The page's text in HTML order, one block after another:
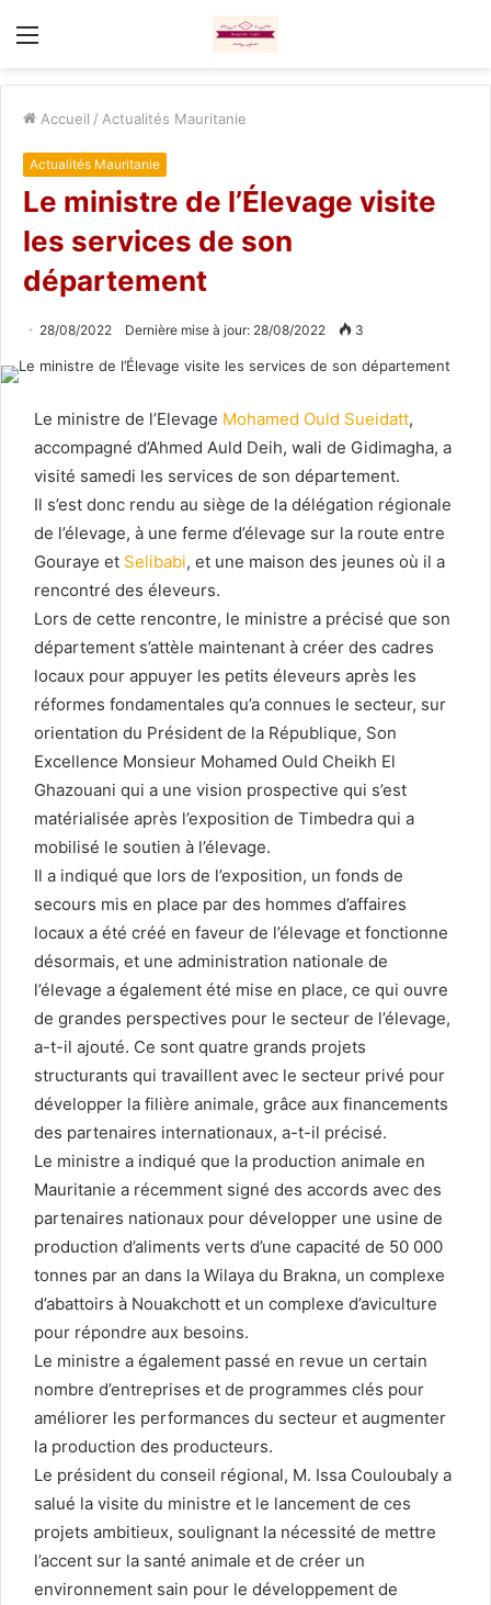
Menu
Accueil / Actualités Mauritanie
Actualités Mauritanie
Le ministre de l’Élevage visite
les services de son
département
28/08/2022 Dernière mise à jour: 28/08/2022 3
Le ministre de l’Elevage Mohamed Ould Sueidatt,
accompagné d’Ahmed Auld Deih, wali de Gidimagha, a
visité samedi les services de son département.
Il s’est donc rendu au siège de la délégation régionale
de l’élevage, à une ferme d’élevage sur la route entre
Gouraye et Selibabi, et une maison des jeunes où il a
rencontré des éleveurs.
Lors de cette rencontre, le ministre a précisé que son
département s’attèle maintenant à créer des cadres
locaux pour appuyer les petits éleveurs après les
réformes fondamentales qu’a connues le secteur, sur
orientation du Président de la République, Son
Excellence Monsieur Mohamed Ould Cheikh El
Ghazouani qui a une vision prospective qui s’est
matérialisée après l’exposition de Timbedra qui a
mobilisé le soutien à l’élevage.
Il a indiqué que lors de l’exposition, un fonds de
secours mis en place par des hommes d’affaires
locaux a été créé en faveur de l’élevage et fonctionne
désormais, et une administration nationale de
l’élevage a également été mise en place, ce qui ouvre
de grandes perspectives pour le secteur de l’élevage,
a-t-il ajouté. Ce sont quatre grands projets
structurants qui travaillent avec le secteur privé pour
développer la filière animale, grâce aux financements
des partenaires internationaux, a-t-il précisé.
Le ministre a indiqué que la production animale en
Mauritanie a récemment signé des accords avec des
partenaires nationaux pour développer une usine de
production d’aliments verts d’une capacité de 50 000
tonnes par an dans la Wilaya du Brakna, un complexe
d’abattoirs à Nouakchott et un complexe d’aviculture
pour répondre aux besoins.
Le ministre a également passé en revue un certain
nombre d’entreprises et de programmes clés pour
améliorer les performances du secteur et augmenter
la production des producteurs.
Le président du conseil régional, M. Issa Couloubaly a
salué la visite du ministre et le lancement de ces
projets ambitieux, soulignant la nécessité de mettre
l’accent sur la santé animale et de créer un
environnement sain pour le développement de